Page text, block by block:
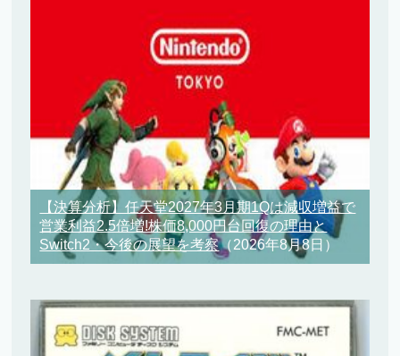
【決算分析】任天堂2027年3月期1Qは減収増益で
営業利益2.5倍増!株価8,000円台回復の理由と
Switch2・今後の展望を考察（2026年8月8日）